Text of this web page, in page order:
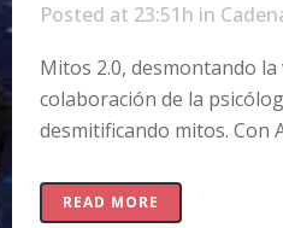
Posted at 23:51h in
Mitos 2.0, desmontando
colaboración de la
desmitificando mitos. Con
READ MORE